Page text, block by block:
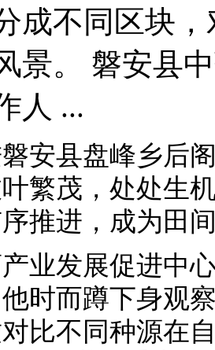
成不同区块
景。 磐安县
人 ...
安县盘峰乡后
繁茂，处处生
推进，成为田
业发展促进中
时而蹲下身观
比不同种源在